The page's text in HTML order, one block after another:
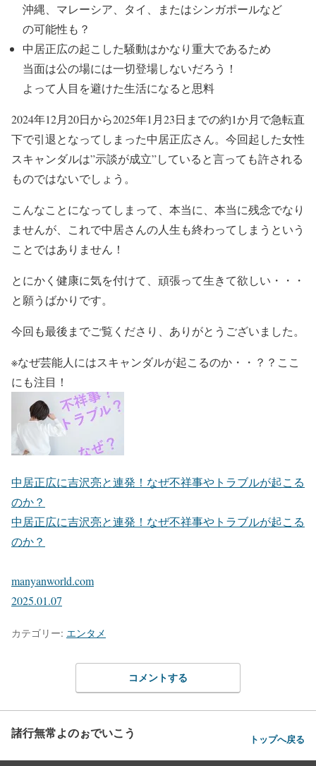
沖縄、マレーシア、タイ、またはシンガポールなど
の可能性も？
中居正広の起こした騒動はかなり重大であるため
当面は公の場には一切登場しないだろう！
よって 人目を避けた生活になると思料
2024年12月20日から2025年1月23日までの約1か月で急転直
下で引退となってしまった中居正広さん。今回起した女性
スキャンダルは”示談が成立”していると言っても許される
ものではないでしょう。
こんなことになってしまって、 本当に、本当に残念でなり
ませんが、 これで中居さんの人生も終わってしまうという
ことではありません！
とにかく 健康に気を付けて 頑張って生きて欲しい ・・・
と願うばかりです。
今回も最後までご覧くださり、ありがとうございました。
※なぜ芸能人にはスキャンダルが起こるのか・・？？ここ
にも注目！
中居正広に吉沢亮と連発！なぜ不祥事やトラブルが起こる
のか？
中居正広に吉沢亮と連発！なぜ不祥事やトラブルが起こる
のか？
manyanworld.com
2025.01.07
カテゴリー: エンタメ
コメントする
諸行無常よのぉでいこう トップへ戻る